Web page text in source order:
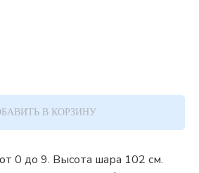
В КОРЗИНУ
0 до 9. Высота шара 102 см.